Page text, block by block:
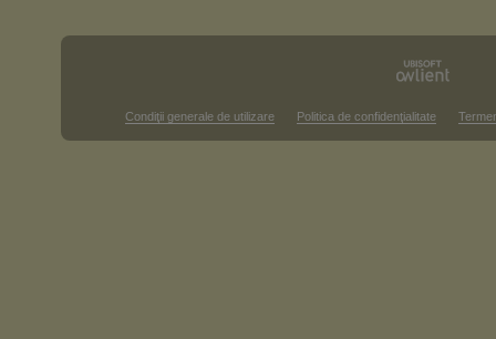
Condiţii generale de utilizare Politica de confidenţialitate